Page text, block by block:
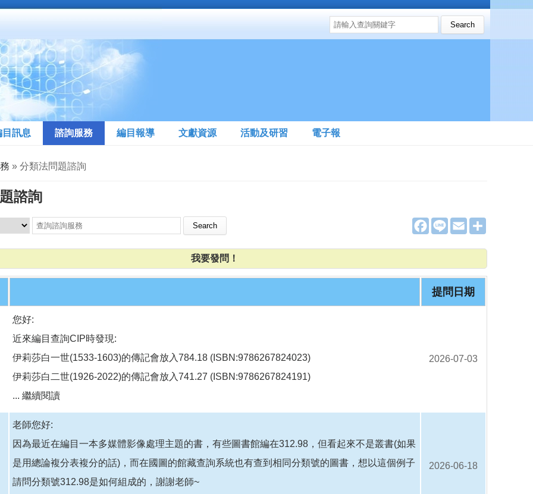
搜尋表單
Search this site
目訊息 諮詢服務 編目報導 文獻資源 活動及研習 電子報
» 分類法問題諮詢
諮詢
F
a
e
o
o
k
L
e
E
m
i
Search this site
我要發問！
提問日期
您好:
近來編目查詢CIP時發現:
伊莉莎白一世(1533-1603)的傳記會放入784.18 (ISBN:9786267824023)
伊莉莎白二世(1926-2022)的傳記會放入741.27 (ISBN:9786267824191)
... 繼續閱讀
2026-07-03
老師您好:
因為最近在編目一本多媒體影像處理主題的書，有些圖書館編在312.98，但看起來不是叢書(如果
是用總論複分表複分的話)，而在國圖的館藏查詢系統也有查到相同分類號的圖書，想以這個例子
請問分類號312.98是如何組成的，謝謝老師~
2026-06-18